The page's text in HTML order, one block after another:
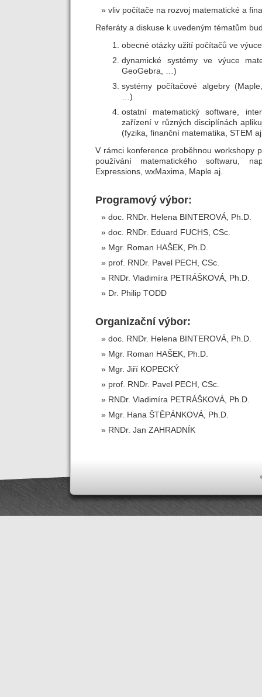
vliv počítače na rozvoj matematické a
Referáty a diskuse k uvedeným tématům
obecné otázky užití počítačů ve
dynamické systémy ve výuce
GeoGebra, …)
systémy počítačové algebry
…)
ostatní matematický software,
zařízení v různých disciplínách
(fyzika, finanční matematika, STEM
V rámci konference proběhnou workshopy
používání matematického softwaru,
Expressions, wxMaxima, Maple aj.
Programový výbor:
doc. RNDr. Helena BINTEROVÁ, Ph.D.
doc. RNDr. Eduard FUCHS, CSc.
Mgr. Roman HAŠEK, Ph.D.
prof. RNDr. Pavel PECH, CSc.
RNDr. Vladimíra PETRÁŠKOVÁ, Ph.D.
Dr. Philip TODD
Organizační výbor:
doc. RNDr. Helena BINTEROVÁ, Ph.D.
Mgr. Roman HAŠEK, Ph.D.
Mgr. Jiří KOPECKÝ
prof. RNDr. Pavel PECH, CSc.
RNDr. Vladimíra PETRÁŠKOVÁ, Ph.D.
Mgr. Hana ŠTĚPÁNKOVÁ, Ph.D.
RNDr. Jan ZAHRADNÍK